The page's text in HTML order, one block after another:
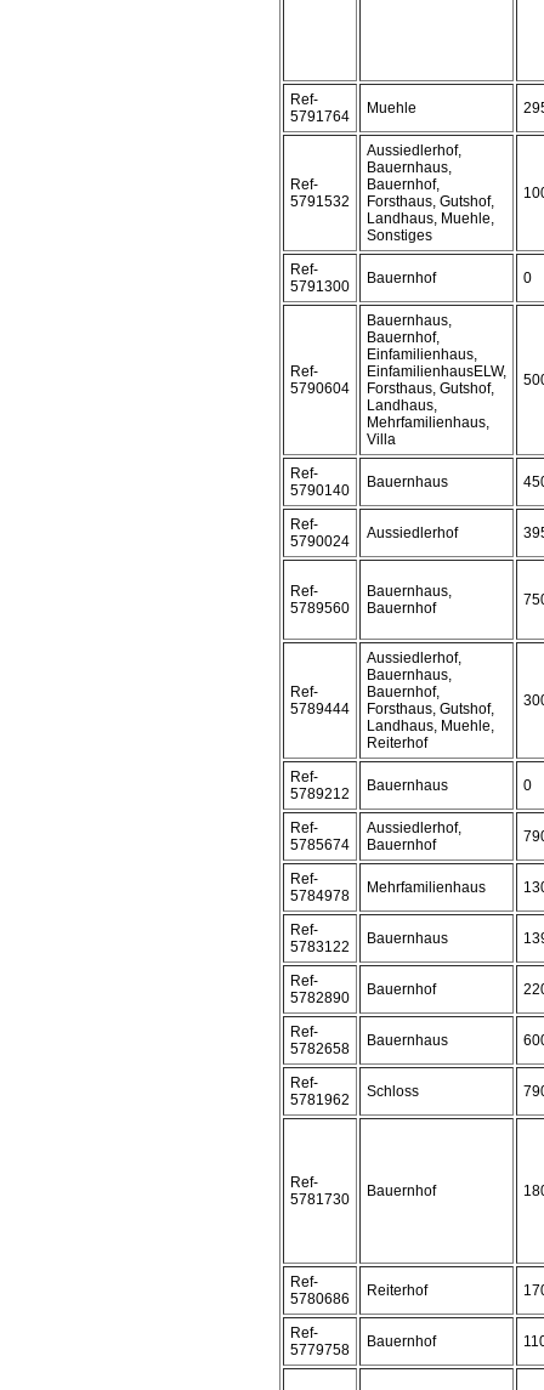
Ref-
5791764
Muehle
Ref-
5791532
Aussiedlerhof,
Bauernhaus,
Bauernhof,
Forsthaus, Gutshof,
Landhaus, Muehle,
Sonstiges
Ref-
5791300
Bauernhof 0
Ref-
5790604
Bauernhaus,
Bauernhof,
Einfamilienhaus,
EinfamilienhausELW,
Forsthaus, Gutshof,
Landhaus,
Mehrfamilienhaus,
Villa
Ref-
5790140
Bauernhaus
Ref-
5790024
Aussiedlerhof
Ref-
5789560
Bauernhaus,
Bauernhof
Ref-
5789444
Aussiedlerhof,
Bauernhaus,
Bauernhof,
Forsthaus, Gutshof,
Landhaus, Muehle,
Reiterhof
Ref-
5789212
Bauernhaus 0
Ref-
5785674
Aussiedlerhof,
Bauernhof
Ref-
5784978
Mehrfamilienhaus
Ref-
5783122
Bauernhaus
Ref-
5782890
Bauernhof
Ref-
5782658
Bauernhaus
Ref-
5781962
Schloss
Ref-
5781730
Bauernhof
Ref-
5780686
Reiterhof
Ref-
5779758
Bauernhof